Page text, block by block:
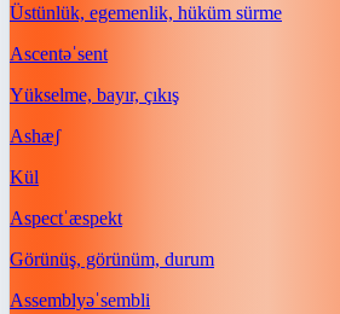
Üstünlük, egemenlik, hüküm sürme
Ascentəˈsent
Yükselme, bayır, çıkış
Ashæʃ
Kül
Aspectˈæspekt
Görünüş, görünüm, durum
Assemblyəˈsembli